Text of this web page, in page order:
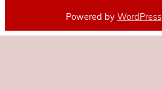
Powered by WordPress